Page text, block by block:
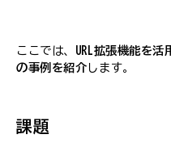
ここでは、 URL拡張機能を
の事例を紹介 します。
課題